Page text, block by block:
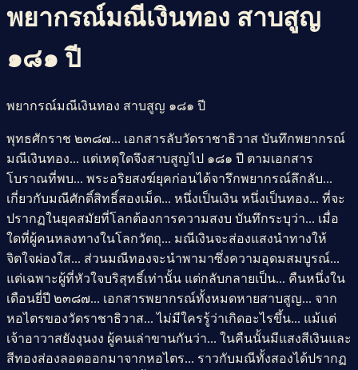
พยากรณ์มณีเงินทอง สาบสูญ
๑๘๑ ปี
พยากรณ์มณีเงินทอง สาบสูญ ๑๘๑ ปี
พุทธศักราช ๒๓๘๗... เอกสารลับวัดราชาธิวาส บันทึกพยากรณ์
มณีเงินทอง... แต่เหตุใดจึงสาบสูญไป ๑๘๑ ปี ตามเอกสาร
โบราณที่พบ... พระอริยสงฆ์ยุคก่อนได้จารึกพยากรณ์ลึกลับ...
เกี่ยวกับมณีศักดิ์สิทธิ์สองเม็ด... หนึ่งเป็นเงิน หนึ่งเป็นทอง... ที่จะ
ปรากฏในยุคสมัยที่โลกต้องการความสงบ บันทึกระบุว่า... เมื่อ
ใดที่ผู้คนหลงทางในโลกวัตถุ... มณีเงินจะส่องแสงนำทางให้
จิตใจผ่องใส... ส่วนมณีทองจะนำพามาซึ่งความอุดมสมบูรณ์...
แต่เฉพาะผู้ที่หัวใจบริสุทธิ์เท่านั้น แต่กลับกลายเป็น... คืนหนึ่งใน
เดือนยี่ปี ๒๓๘๗... เอกสารพยากรณ์ทั้งหมดหายสาบสูญ... จาก
หอไตรของวัดราชาธิวาส... ไม่มีใครรู้ว่าเกิดอะไรขึ้น... แม้แต่
เจ้าอาวาสยังงุนงง ผู้คนเล่าขานกันว่า... ในคืนนั้นมีแสงสีเงินและ
สีทองส่องลอดออกมาจากหอไตร... ราวกับมณีทั้งสองได้ปรากฏ